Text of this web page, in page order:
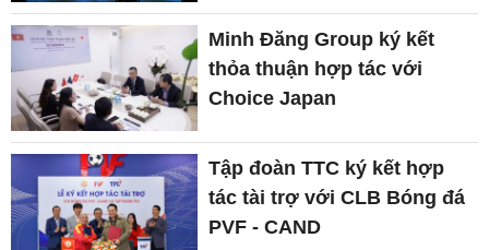
Minh Đăng Group ký kết
thỏa thuận hợp tác với
Choice Japan
Tập đoàn TTC ký kết hợp
tác tài trợ với CLB Bóng đá
PVF - CAND